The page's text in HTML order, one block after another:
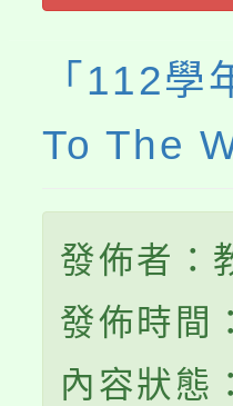
「112
To The
發佈者：
發佈時間
內容狀態